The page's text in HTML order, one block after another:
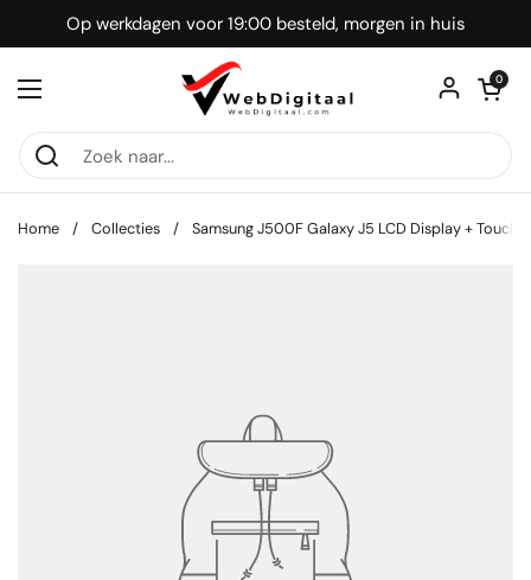
Ga naar content
Op werkdagen voor 19:00 besteld, morgen in huis
Menu openen
0
Home / Collecties / Samsung J500F Galaxy J5 LCD Display +